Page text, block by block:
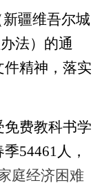
疆维吾尔城
法）的通
件精神，落实
免费教科书学
54461人，
庭经济困难